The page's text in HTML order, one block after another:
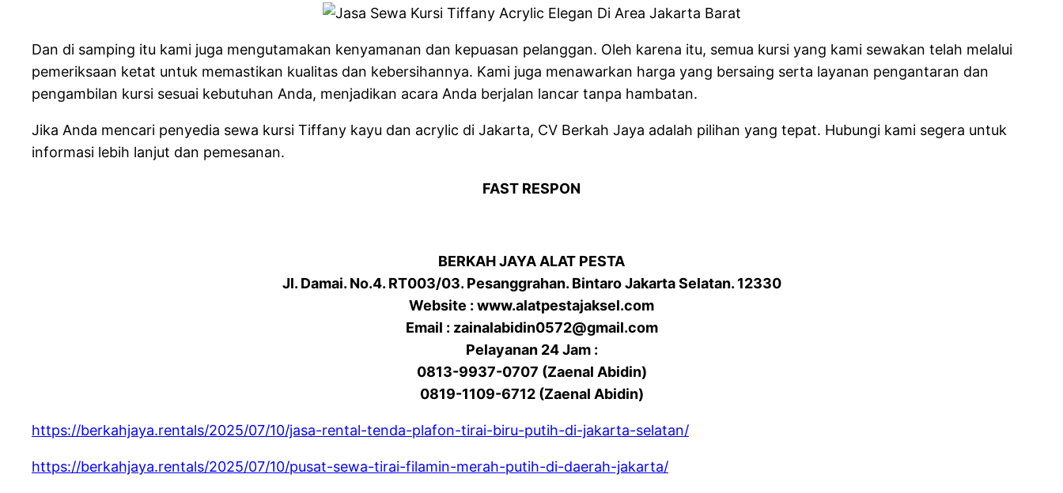
Dan di samping itu kami juga mengutamakan kenyamanan dan kepuasan pelanggan. Oleh karena itu, semua kursi yang kami sewakan telah melalui
pemeriksaan ketat untuk memastikan kualitas dan kebersihannya. Kami juga menawarkan harga yang bersaing serta layanan pengantaran dan
pengambilan kursi sesuai kebutuhan Anda, menjadikan acara Anda berjalan lancar tanpa hambatan.
Jika Anda mencari penyedia sewa kursi Tiffany kayu dan acrylic di Jakarta, CV Berkah Jaya adalah pilihan yang tepat. Hubungi kami segera untuk
informasi lebih lanjut dan pemesanan.
FAST RESPON
BERKAH JAYA ALAT PESTA
Jl. Damai. No.4. RT003/03. Pesanggrahan. Bintaro Jakarta Selatan. 12330
Website : www.alatpestajaksel.com
Email : zainalabidin0572@gmail.com
Pelayanan 24 Jam :
0813-9937-0707 (Zaenal Abidin)
0819-1109-6712 (Zaenal Abidin)
https://berkahjaya.rentals/2025/07/10/jasa-rental-tenda-plafon-tirai-biru-putih-di-jakarta-selatan/
https://berkahjaya.rentals/2025/07/10/pusat-sewa-tirai-filamin-merah-putih-di-daerah-jakarta/